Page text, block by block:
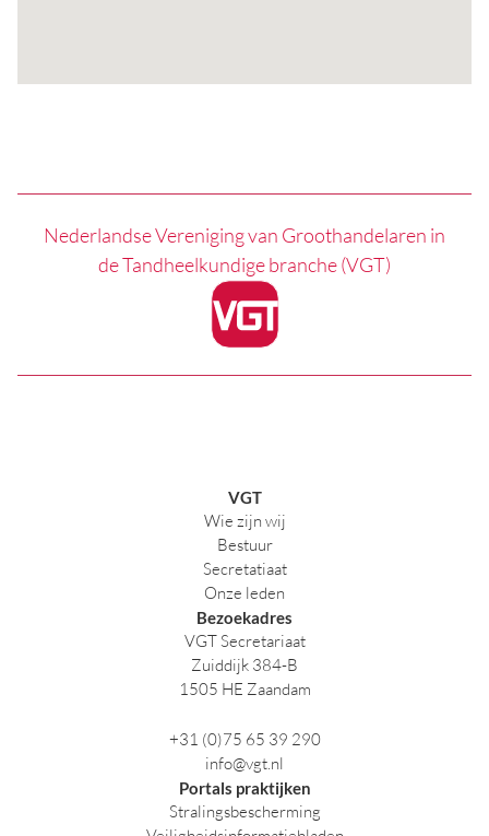
Nederlandse Vereniging van Groothandelaren in
de Tandheelkundige branche (VGT)
VGT
Wie zijn wij
Bestuur
Secretatiaat
Onze leden
Bezoekadres
VGT Secretariaat
Zuiddijk 384-B
1505 HE Zaandam
+31 (0)75 65 39 290
info@vgt.nl
Portals praktijken
Stralingsbescherming